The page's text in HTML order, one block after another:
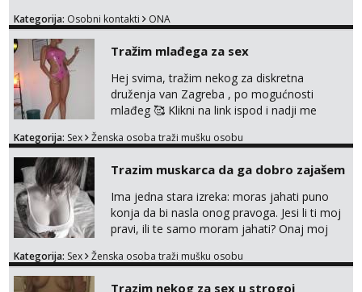
Kategorija: Osobni kontakti ONA
Tražim mlađega za sex
Hej svima, tražim nekog za diskretna
druženja van Zagreba , po mogućnosti
mlađeg 🥰 Klikni na link ispod i nadji me
Kategorija: Sex Ženska osoba traži mušku osobu
Trazim muskarca da ga dobro zajašem
Ima jedna stara izreka: moras jahati puno
konja da bi nasla onog pravoga. Jesi li ti moj
pravi, ili te samo moram jahati? Onaj moj
na sexdater link i javi mi se tamo....
Kategorija: Sex Ženska osoba traži mušku osobu
Trazim nekog za sex u strogoj